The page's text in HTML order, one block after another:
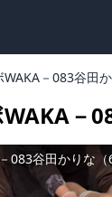
－083谷田か
－